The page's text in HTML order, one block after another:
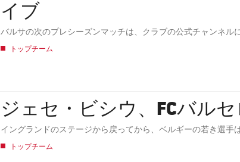
イブ
バルサの次のプレシーズンマッチは、クラブの公式チャンネル
トップチーム
ジェセ・ビシウ、FCバル
イングランドのステージから戻ってから、ベルギーの若き選
トップチーム